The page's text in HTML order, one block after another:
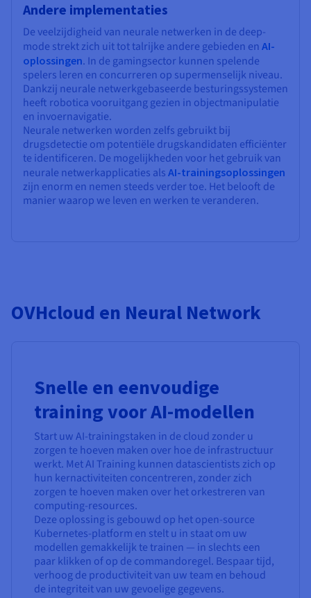
Andere implementaties
De veelzijdigheid van neurale netwerken in de deep-
mode strekt zich uit tot talrijke andere gebieden en AI-
oplossingen. In de gamingsector kunnen spelende
spelers leren en concurreren op supermenselijk niveau.
Dankzij neurale netwerkgebaseerde besturingssystemen
heeft robotica vooruitgang gezien in objectmanipulatie
en invoernavigatie.
Neurale netwerken worden zelfs gebruikt bij
drugsdetectie om potentiële drugskandidaten efficiënter
te identificeren. De mogelijkheden voor het gebruik van
neurale netwerkapplicaties als AI-trainingsoplossingen
zijn enorm en nemen steeds verder toe. Het belooft de
manier waarop we leven en werken te veranderen.
OVHcloud en Neural Network
Snelle en eenvoudige
training voor AI-modellen
Start uw AI-trainingstaken in de cloud zonder u
zorgen te hoeven maken over hoe de infrastructuur
werkt. Met AI Training kunnen datascientists zich op
hun kernactiviteiten concentreren, zonder zich
zorgen te hoeven maken over het orkestreren van
computing-resources.
Deze oplossing is gebouwd op het open-source
Kubernetes-platform en stelt u in staat om uw
modellen gemakkelijk te trainen — in slechts een
paar klikken of op de commandoregel. Bespaar tijd,
verhoog de productiviteit van uw team en behoud
de integriteit van uw gevoelige gegevens.